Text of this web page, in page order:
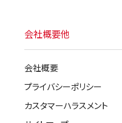
会社概要他
会社概要
プライバシーポリシー
カスタマーハラスメント